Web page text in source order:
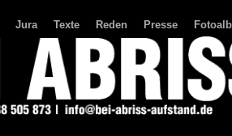
Jura Texte Reden Presse